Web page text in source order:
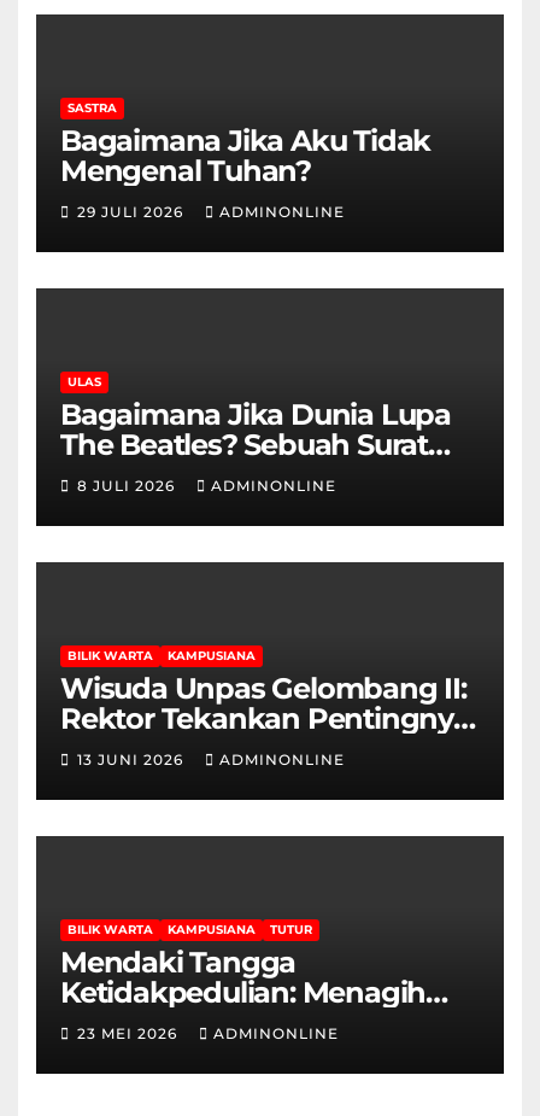
SASTRA
Bagaimana Jika Aku Tidak
Mengenal Tuhan?
29 JULI 2026 ADMINONLINE
ULAS
Bagaimana Jika Dunia Lupa
The Beatles? Sebuah Surat
Cinta dan Kritik
8 JULI 2026 ADMINONLINE
BILIK WARTA KAMPUSIANA
Wisuda Unpas Gelombang II:
Rektor Tekankan Pentingnya
Sertifikasi Keahlian
13 JUNI 2026 ADMINONLINE
BILIK WARTA KAMPUSIANA TUTUR
Mendaki Tangga
Ketidakpedulian: Menagih
Hak Disabilitas yang
23 MEI 2026 ADMINONLINE